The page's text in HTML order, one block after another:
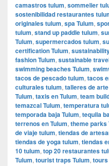
camastros tulum, sommelier
sostenibilidad restaurantes
originales tulum, spa Tulum,
tulum, stand up paddle tulum,
Tulum, supermercados tulum,
certification Tulum,
fashion Tulum, sustainable
swimming beaches Tulum,
tacos de pescado tulum, tacos
culturales tulum, talleres de
Tulum, taxis en Tulum, team
temazcal Tulum, temperatura
temporada baja Tulum, tequila
terrenos en Tulum, theme parks
de viaje tulum, tiendas de
tiendas de yoga tulum, tiendas
10 tulum, top 20 restaurantes
Tulum, tourist traps Tulum,